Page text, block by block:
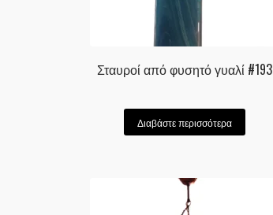
Σταυροί από φυσητό γυαλί #193
Διαβάστε περισσότερα